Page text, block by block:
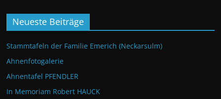
Neueste Beiträge
Stammtafeln der Familie Emerich (Neckarsulm)
Ahnenfotogalerie
Ahnentafel PFENDLER
In Memoriam Robert HAUCK